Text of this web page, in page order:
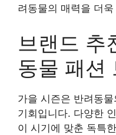
려동물의 매력을 더
브랜드 추
동물 패션
가을 시즌은 반려동
기회입니다. 다양한
이 시기에 맞춘 독특